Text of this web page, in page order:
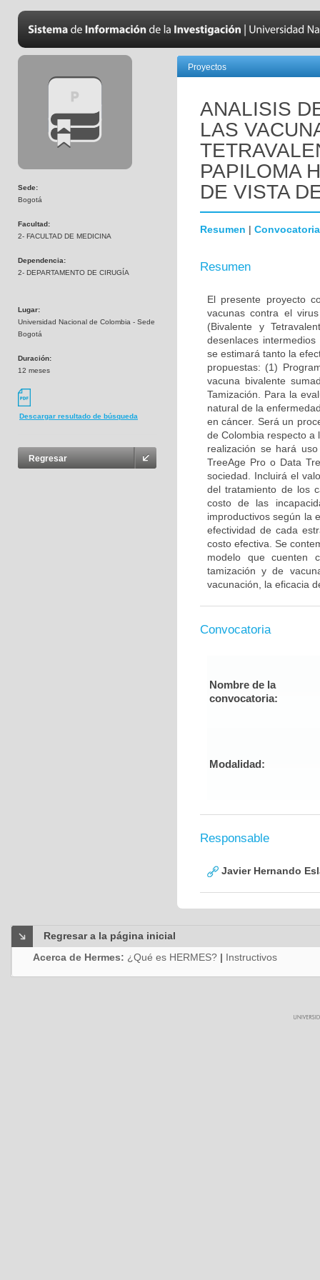
Sede:
Bogotá
Facultad:
2- FACULTAD DE MEDICINA
Dependencia:
2- DEPARTAMENTO DE CIRUGÍA
Lugar:
Universidad Nacional de Colombia - Sede
Bogotá
Duración:
12 meses
Descargar resultado de búsqueda
Regresar
Proyectos
ANALISIS
LAS
PAPILOMA
DE VISTA
Resumen | Convocatoria
Resumen
El presente proyecto
vacunas contra el
(Bivalente y
desenlaces
se estimará tanto la
propuestas: (1)
vacuna bivalente
Tamización. Para la
natural de la
en cáncer. Será un
de Colombia respecto a
realización se hará
TreeAge Pro o Data
sociedad. Incluirá el
del tratamiento de los
costo de las
improductivos según la
efectividad de cada
costo efectiva. Se
modelo que cuenten
tamización y de
vacunación, la eficacia
Convocatoria
Nombre de la
convocatoria:
Modalidad:
Responsable
Javier Hernando
Regresar a la página inicial
Acerca de Hermes: ¿Qué es HERMES? | Instructivos